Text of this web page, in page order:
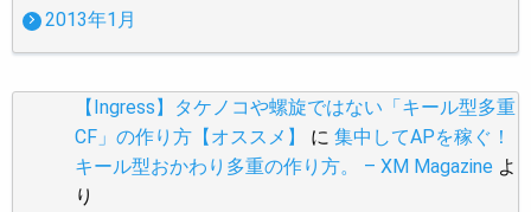
2013年1月
【Ingress】タケノコや螺旋ではない「キール型多重
CF」の作り方【オススメ】
に 集中してAPを稼ぐ！
キール型おかわり多重の作り方。 – XM Magazine よ
り